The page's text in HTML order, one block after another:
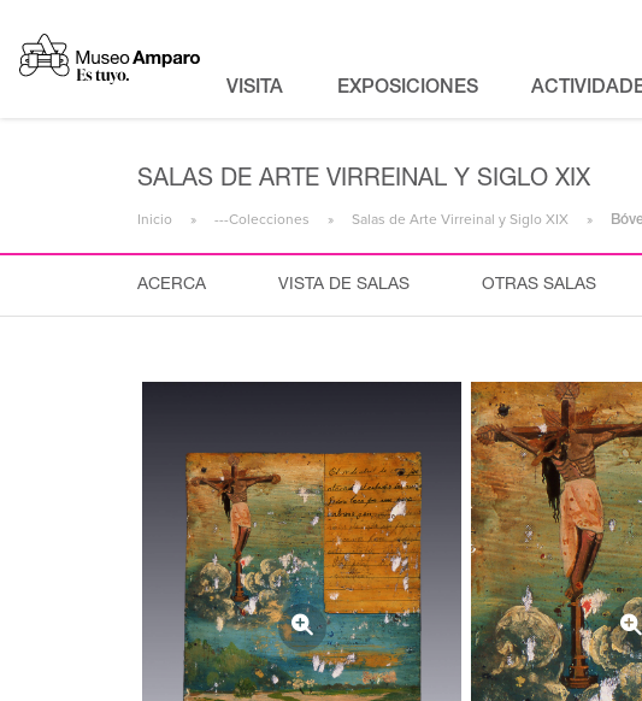
VISITA EXPOSICIONES
SALAS DE ARTE VIRREINAL Y SIGLO XIX
Inicio ---Colecciones Salas de Arte Virreinal y Siglo XIX
ACERCA VISTA DE SALAS OTRAS SALAS